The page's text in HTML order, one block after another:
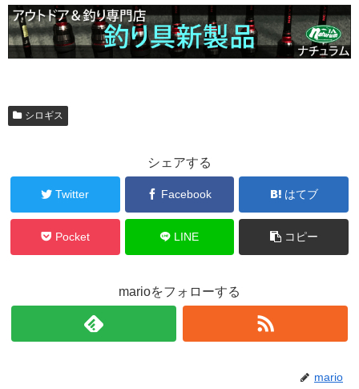
シロギス
シェアする
Twitter Facebook はてブ
Pocket LINE コピー
marioをフォローする
mario